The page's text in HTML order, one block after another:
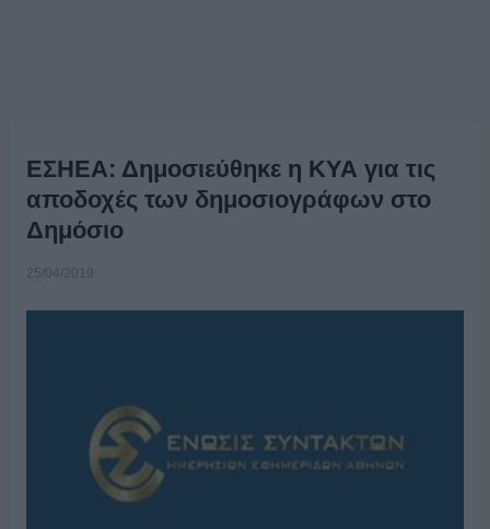
ΕΣΗΕΑ: Δημοσιεύθηκε η ΚΥΑ για τις
αποδοχές των δημοσιογράφων στο
Δημόσιο
25/04/2019